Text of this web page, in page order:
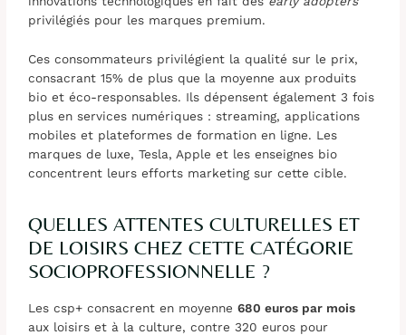
privilégiés pour les marques premium.
Ces consommateurs privilégient la qualité sur le prix,
consacrant 15% de plus que la moyenne aux produits
bio et éco-responsables. Ils dépensent également 3 fois
plus en services numériques : streaming, applications
mobiles et plateformes de formation en ligne. Les
marques de luxe, Tesla, Apple et les enseignes bio
concentrent leurs efforts marketing sur cette cible.
QUELLES ATTENTES CULTURELLES ET
DE LOISIRS CHEZ CETTE CATÉGORIE
SOCIOPROFESSIONNELLE ?
Les csp+ consacrent en moyenne680 euros par mois
aux loisirs et à la culture, contre 320 euros pour